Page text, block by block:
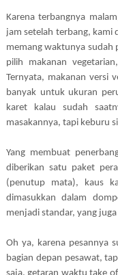
Karena terbangnya
jam setelah terbang, kami
memang waktunya sudah
pilih makanan
Ternyata, makanan versi
banyak untuk ukuran
karet kalau sudah
masakannya, tapi keburu
Yang membuat
diberikan satu paket
(penutup mata), kaus
dimasukkan dalam
menjadi standar, yang
Oh ya, karena pesannya
bagian depan pesawat,
saja, getaran waktu take